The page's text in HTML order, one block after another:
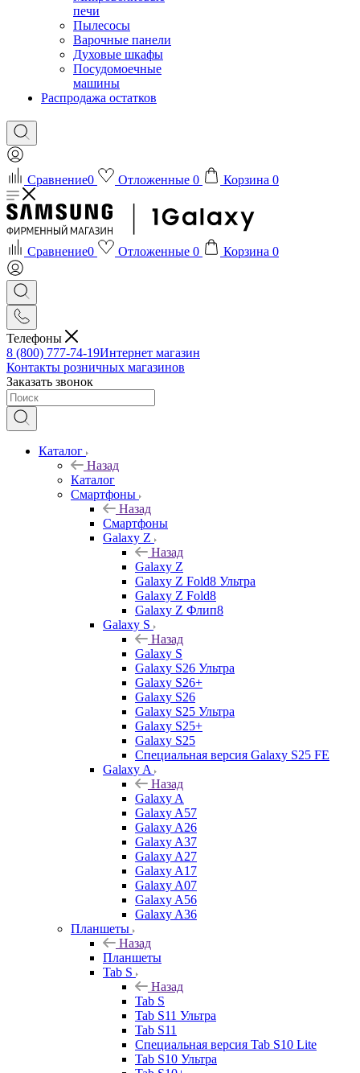
печи
Пылесосы
Варочные панели
Духовые шкафы
Посудомоечные
машины
Распродажа остатков
Сравнение0 Отложенные 0 Корзина 0
Сравнение0 Отложенные 0 Корзина 0
Телефоны
8 (800) 777-74-19Интернет магазин
Контакты розничных магазинов
Заказать звонок
Каталог
Назад
Каталог
Смартфоны
Назад
Смартфоны
Galaxy Z
Назад
Galaxy Z
Galaxy Z Fold8 Ультра
Galaxy Z Fold8
Galaxy Z Флип8
Galaxy S
Назад
Galaxy S
Galaxy S26 Ультра
Galaxy S26+
Galaxy S26
Galaxy S25 Ультра
Galaxy S25+
Galaxy S25
Специальная версия Galaxy S25 FE
Galaxy A
Назад
Galaxy A
Galaxy A57
Galaxy A26
Galaxy A37
Galaxy A27
Galaxy A17
Galaxy A07
Galaxy A56
Galaxy A36
Планшеты
Назад
Планшеты
Tab S
Назад
Tab S
Tab S11 Ультра
Tab S11
Специальная версия Tab S10 Lite
Tab S10 Ультра